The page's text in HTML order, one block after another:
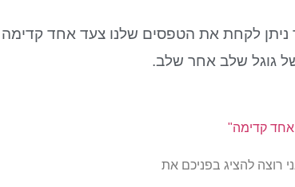
לקחת את הטפסים שלנו צעד אחד קדימה -
גוגל שלב אחר שלב.
קדימה"
רוצה להציג בפניכם את